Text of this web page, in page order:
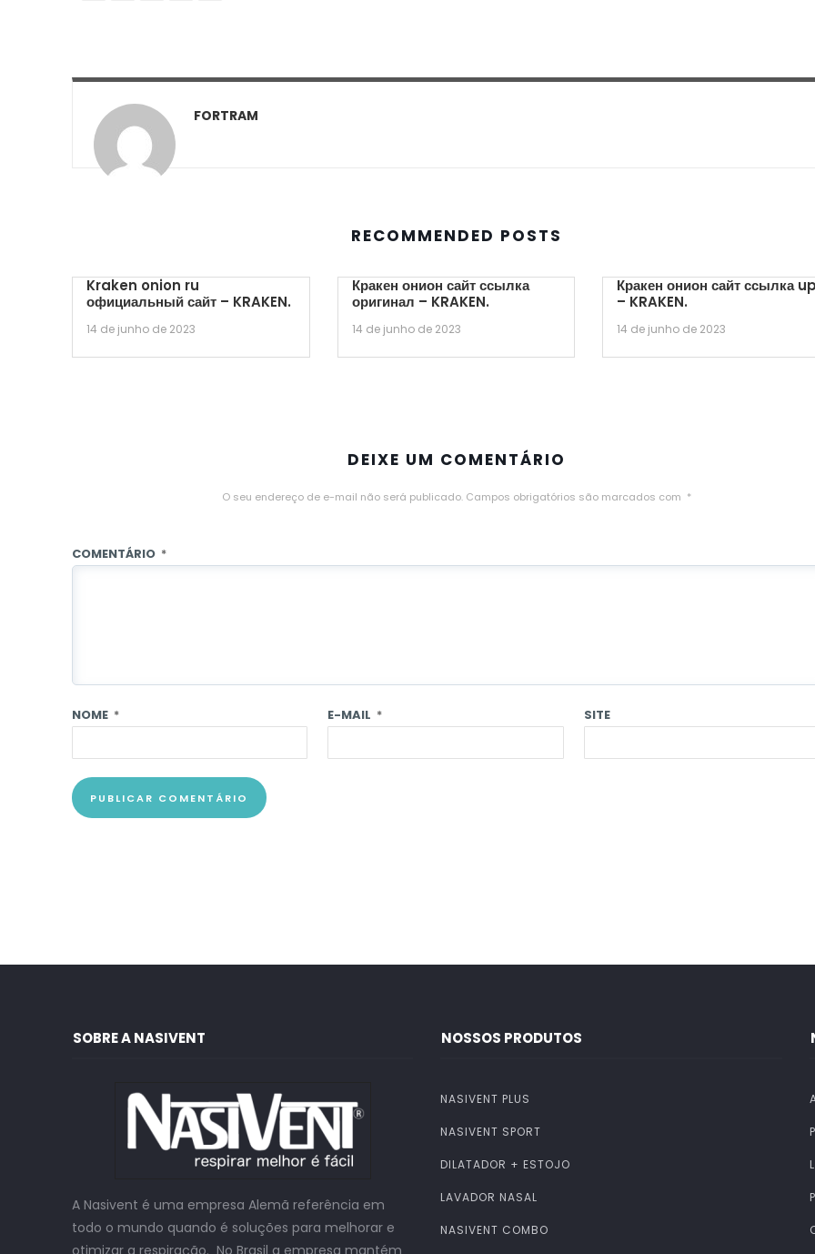
FORTRAM
RECOMMENDED POSTS
Kraken onion ru
официальный сайт – KRAKEN.
14 de junho de 2023
Кракен онион сайт ссылка
оригинал – KRAKEN.
14 de junho de 2023
Кракен онион сайт ссылка up
– KRAKEN.
14 de junho de 2023
DEIXE UM COMENTÁRIO
O seu endereço de e-mail não será publicado. Campos obrigatórios são marcados com *
COMENTÁRIO *
NOME * E-MAIL * SITE
SOBRE A NASIVENT
A Nasivent é uma empresa Alemã referência em
todo o mundo quando é soluções para melhorar e
otimizar a respiração. No Brasil a empresa mantém
NOSSOS PRODUTOS
NASIVENT PLUS
NASIVENT SPORT
DILATADOR + ESTOJO
LAVADOR NASAL
NASIVENT COMBO